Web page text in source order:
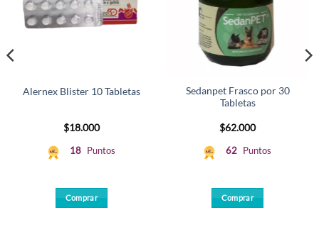
Alernex Blister 10 Tabletas
$18.000
18 Puntos
Comprar
Sedanpet Frasco por 30
Tabletas
$62.000
62 Puntos
Comprar